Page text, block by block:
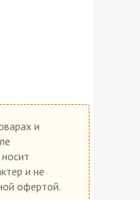
и
и не
офертой.